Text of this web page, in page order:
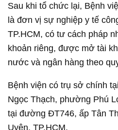
Sau khi tổ chức lại, Bệnh
là đơn vị sự nghiệp y tế
TP.HCM, có tư cách pháp
khoản riêng, được mở tài
nước và ngân hàng theo
Bệnh viện có trụ sở chính
Ngọc Thạch, phường Phú
tại đường ĐT746, ấp Tân
Uyên, TP.HCM.